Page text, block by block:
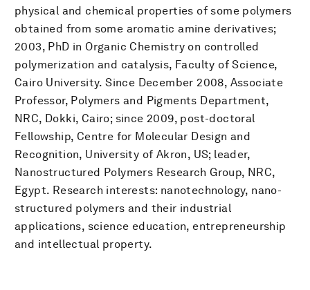
physical and chemical properties of some polymers
obtained from some aromatic amine derivatives;
2003, PhD in Organic Chemistry on controlled
polymerization and catalysis, Faculty of Science,
Cairo University. Since December 2008, Associate
Professor, Polymers and Pigments Department,
NRC, Dokki, Cairo; since 2009, post-doctoral
Fellowship, Centre for Molecular Design and
Recognition, University of Akron, US; leader,
Nanostructured Polymers Research Group, NRC,
Egypt. Research interests: nanotechnology, nano-
structured polymers and their industrial
applications, science education, entrepreneurship
and intellectual property.